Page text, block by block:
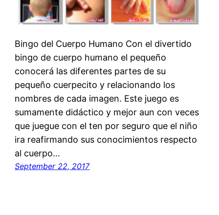
Bingo del Cuerpo Humano Con el divertido
bingo de cuerpo humano el pequeño
conocerá las diferentes partes de su
pequeño cuerpecito y relacionando los
nombres de cada imagen. Este juego es
sumamente didáctico y mejor aun con veces
que juegue con el ten por seguro que el niño
ira reafirmando sus conocimientos respecto
al cuerpo…
September 22, 2017